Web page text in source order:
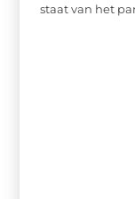
staat van het